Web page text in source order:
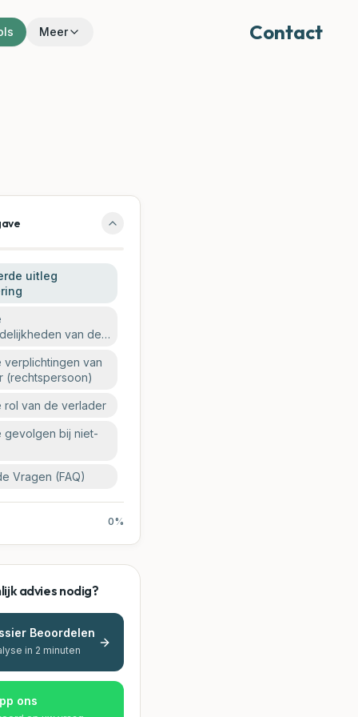
Meer Contact
uitleg
van de
verplichtingen van
(rechtspersoon)
rol van de verlader
gevolgen bij niet-
Vragen (FAQ)
0%
advies nodig?
Beoordelen
in 2 minuten
ons